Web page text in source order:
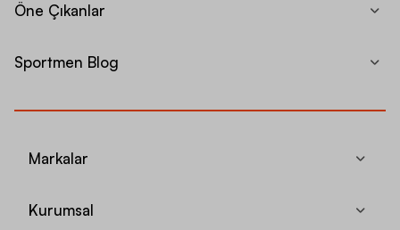
Öne Çıkanlar
Sportmen Blog
Markalar
Kurumsal